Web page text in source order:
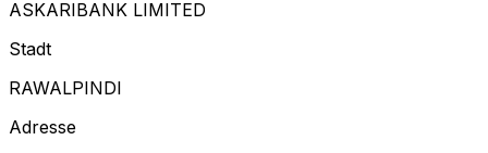
ASKARIBANK LIMITED
Stadt
RAWALPINDI
Adresse